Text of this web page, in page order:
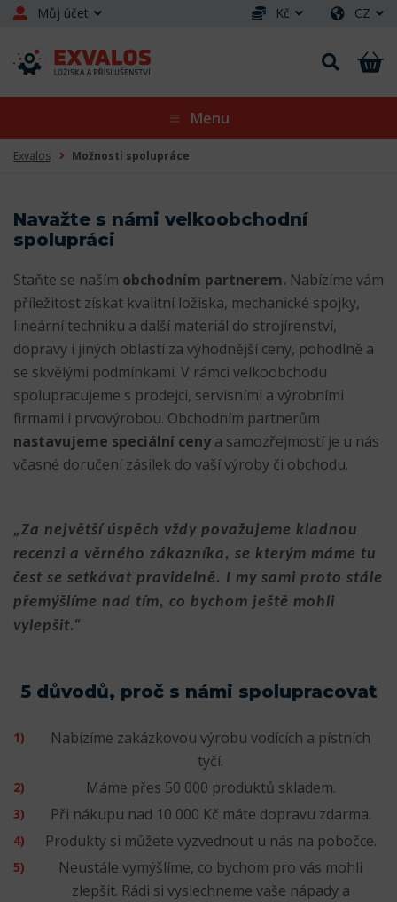
Můj účet Kč CZ
Menu
Exvalos Možnosti spolupráce
Navažte s námi velkoobchodní
spolupráci
Staňte se naším obchodním partnerem. Nabízíme vám
příležitost získat kvalitní ložiska, mechanické spojky,
lineární techniku a další materiál do strojírenství,
dopravy i jiných oblastí za výhodnější ceny, pohodlně a
se skvělými podmínkami. V rámci velkoobchodu
spolupracujeme s prodejci, servisními a výrobními
firmami i prvovýrobou. Obchodním partnerům
nastavujeme speciální ceny a samozřejmostí je u nás
včasné doručení zásilek do vaší výroby či obchodu.
„Za největší úspěch vždy považujeme kladnou
recenzi a věrného zákazníka, se kterým máme tu
čest se setkávat pravidelně. I my sami proto stále
přemýšlíme nad tím, co bychom ještě mohli
vylepšit.“
5 důvodů, proč s námi spolupracovat
Nabízíme zakázkovou výrobu vodících a pístních
tyčí.
Máme přes 50 000 produktů skladem.
Při nákupu nad 10 000 Kč máte dopravu zdarma.
Produkty si můžete vyzvednout u nás na pobočce.
Neustále vymýšlíme, co bychom pro vás mohli
zlepšit. Rádi si vyslechneme vaše nápady a